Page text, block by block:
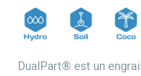
DualPart® est un